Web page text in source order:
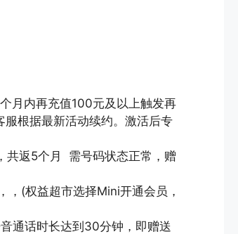
月内再充值100元及以上触发再
根据最新活动续约。激活后专
共返5个月 需号码状态正常，赠
(权益超市选择Mini开通会员，
通话时长达到30分钟，即赠送